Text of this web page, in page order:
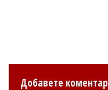
Добавете коментар